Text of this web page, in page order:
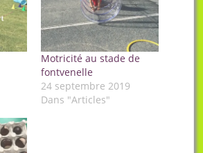
Motricité au stade de
fontvenelle
24 septembre 2019
Dans "Articles"